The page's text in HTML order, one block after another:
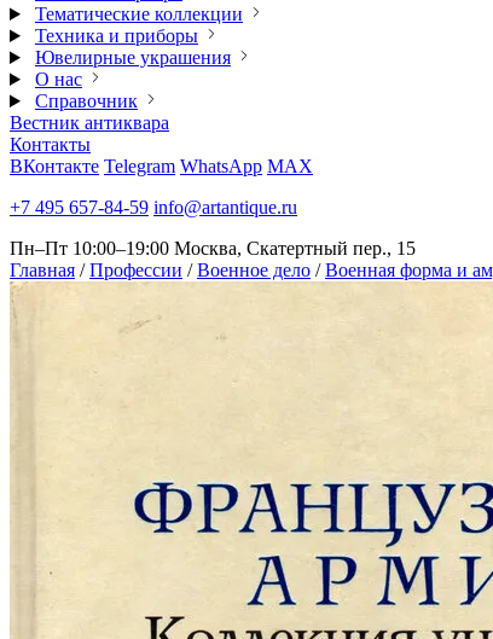
Тематические коллекции
Техника и приборы
Ювелирные украшения
О нас
Справочник
Вестник антиквара
Контакты
ВКонтакте Telegram WhatsApp MAX
+7 495 657-84-59 info@artantique.ru
Пн–Пт 10:00–19:00 Москва, Скатертный пер., 15
Главная / Профессии / Военное дело / Военная форма и